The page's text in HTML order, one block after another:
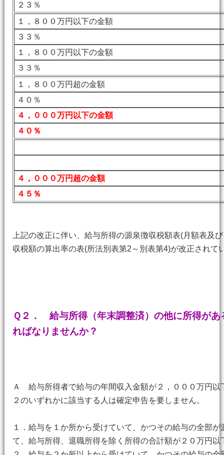
２３％
１，８００万円以下の金額
３３％
１，８００万円以下の金額
３３％
１，８００万円超の金額
４０％
４，０００万円以下の金額
４０％
４，０００万円超の金額
４５％
上記の改正に伴い、給与所得の源泉徴収税額表(月額表及
収税額の算出率の表(所法別表第2～別表第4)が改正されて
Ｑ２． 給与所得（年末調整済）の他に所得があ
ればなりませんか？
Ａ 給与所得者で給与の年間収入金額が２，０００万円以
２のいずれかに該当する人は確定申告を要しません。
１．給与を１か所から受けていて、かつその給与の全部
て、給与所得、退職所得を除く所得の合計額が２０万円以